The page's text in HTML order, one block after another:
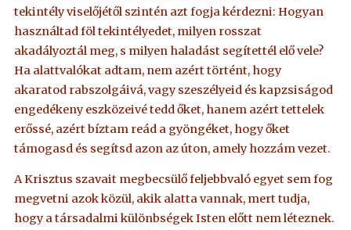
tekintély viselőjétől szintén azt fogja kérdezni: Hogyan
használtad föl tekintélyedet, milyen rosszat
akadályoztál meg, s milyen haladást segítettél elő vele?
Ha alattvalókat adtam, nem azért történt, hogy
akaratod rabszolgáivá, vagy szeszélyeid és kapzsiságod
engedékeny eszközeivé tedd őket, hanem azért tettelek
erőssé, azért bíztam reád a gyöngéket, hogy őket
támogasd és segítsd azon az úton, amely hozzám vezet.
A Krisztus szavait megbecsülő feljebbvaló egyet sem fog
megvetni azok közül, akik alatta vannak, mert tudja,
hogy a társadalmi különbségek Isten előtt nem léteznek.